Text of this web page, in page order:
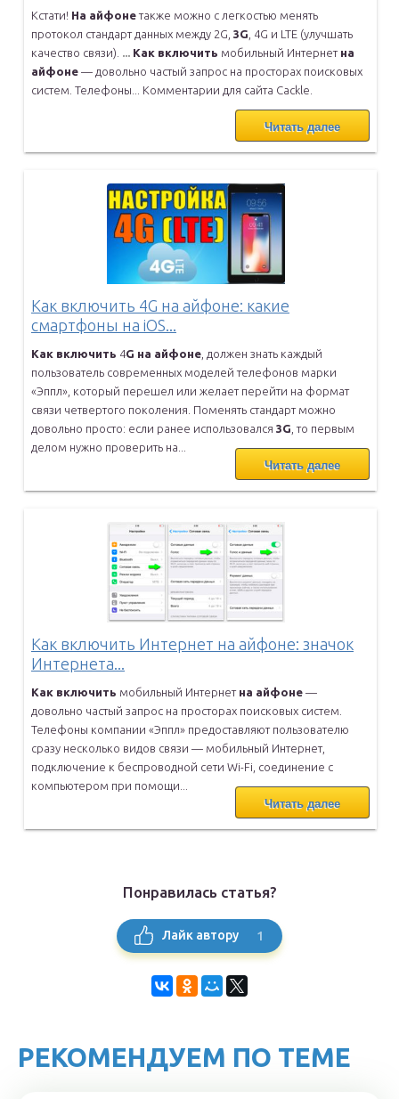
Кстати! На айфоне также можно с легкостью менять
протокол стандарт данных между 2G, 3G , 4G и LTE (улучшать
качество связи). ... Как включить мобильный Интернет на
айфоне — довольно частый запрос на просторах поисковых
систем. Телефоны... Комментарии для сайта Cackle.
Читать далее
Как включить 4G на айфоне: какие
смартфоны на iOS...
Как включить 4G на айфоне , должен знать каждый
пользователь современных моделей телефонов марки
«Эппл», который перешел или желает перейти на формат
связи четвертого поколения. Поменять стандарт можно
довольно просто: если ранее использовался 3G , то первым
делом нужно проверить на...
Читать далее
Как включить Интернет на айфоне: значок
Интернета...
Как включить мобильный Интернет на айфоне —
довольно частый запрос на просторах поисковых систем.
Телефоны компании «Эппл» предоставляют пользователю
сразу несколько видов связи — мобильный Интернет,
подключение к беспроводной сети Wi-Fi, соединение с
компьютером при помощи...
Читать далее
Понравилась статья?
Лайк автору 1
РЕКОМЕНДУЕМ ПО ТЕМЕ